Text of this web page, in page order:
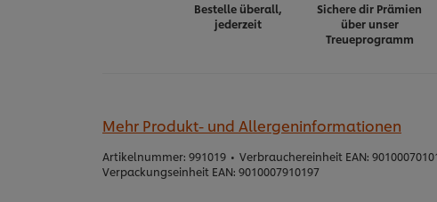
Bestelle überall,
jederzeit
Sichere dir Prämien
über unser
Treueprogramm
Mehr Produkt- und Allergeninformationen
Artikelnummer: 991019 • Verbrauchereinheit EAN:
Verpackungseinheit EAN: 9010007910197